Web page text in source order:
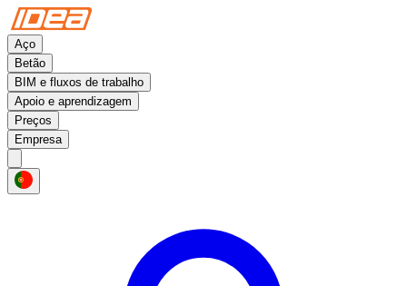
Aço
Betão
BIM e fluxos de trabalho
Apoio e aprendizagem
Preços
Empresa